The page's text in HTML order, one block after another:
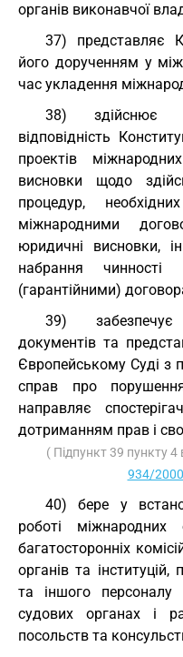
органів виконавчої
37) представляє
його дорученням у
час укладення
38) здійснює
відповідність
проектів
висновки щодо
процедур,
міжнародними
юридичні висновки,
набрання чинності
(гарантійними)
39) забезпечує
документів та
Європейському Суді з
справ про
направляє
дотриманням прав і
( Підпункт 39 пункту 4
934/2000
40) бере у
роботі міжнародних
багатосторонніх
органів та
та іншого
судових органах і
посольств та